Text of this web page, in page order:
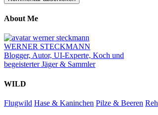
About Me
WERNER STECKMANN
Blogger, Autor, UI-Experte, Koch und
begeisterter Jäger & Sammler
WILD
Flugwild Hase & Kaninchen Pilze & Beeren Reh